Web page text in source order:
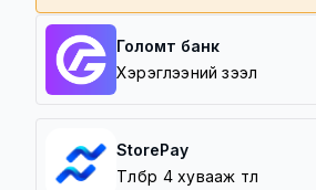
Урд зүг /Зайсан,
газар/
Хойд зүг / 7 Буудал/
Голомт банк
Хэрэглээний зээл
StorePay
Төлбөрөө 4 хувааж төл